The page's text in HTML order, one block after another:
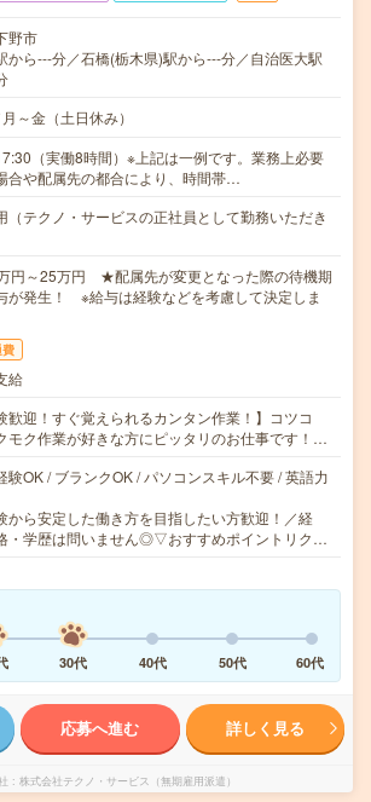
野市
から---分／石橋(栃木県)駅から---分／自治医大駅
～金（土日休み）
（実働8時間）※上記は一例です。業務上必要
合や配属先の都合により、時間帯…
（テクノ・サービスの正社員として勤務いただき
円～25万円 ★配属先が変更となった際の待機期
が発生！ ※給与は経験などを考慮して決定しま
給
歓迎！すぐ覚えられるカンタン作業！】コツコ
モク作業が好きな方にピッタリのお仕事です！…
験OK / ブランクOK / パソコンスキル不要 / 英語力
から安定した働き方を目指したい方歓迎！／経
・学歴は問いません◎▽おすすめポイントリク…
30代 40代 50代 60代
応募へ進む 詳しく見る
株式会社テクノ・サービス（無期雇用派遣）